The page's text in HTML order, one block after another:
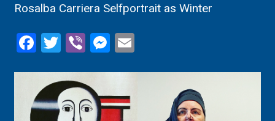
Rosalba Carriera Selfportrait as Winter
Facebook
Twitter
ViberMessenger